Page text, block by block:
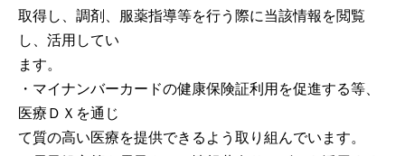
取得し、調剤、服薬指導等を行う際に当該情報を閲覧
し、活用してい
ます。
・マイナンバーカードの健康保険証利用を促進する等、
医療ＤＸを通じ
て質の高い医療を提供できるよう取り組んでいます。